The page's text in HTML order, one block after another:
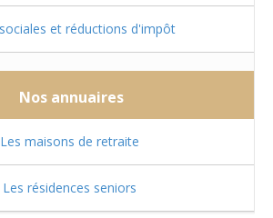
et réductions d'impôt
Nos annuaires
Les maisons de retraite
Les résidences seniors